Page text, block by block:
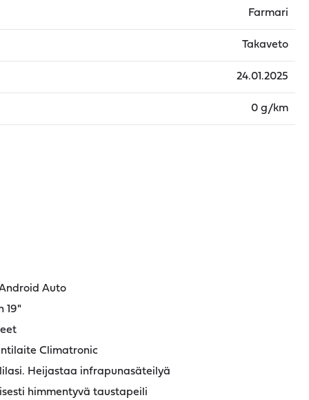
Farmari
Takaveto
24.01.2025
0 g/km
Auto
19"
Climatronic
Heijastaa infrapunasäteilyä
himmentyvä taustapeili